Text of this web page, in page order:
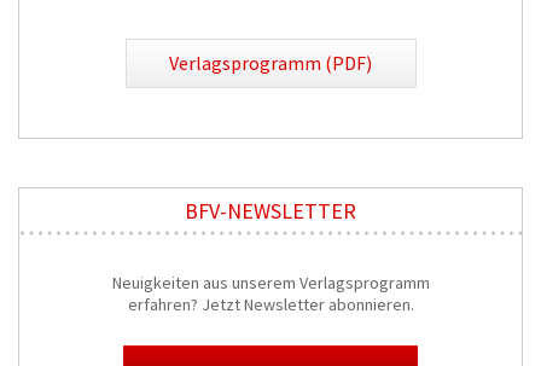
Verlagsprogramm (PDF)
BFV-NEWSLETTER
Neuigkeiten aus unserem Verlagsprogramm
erfahren? Jetzt Newsletter abonnieren.